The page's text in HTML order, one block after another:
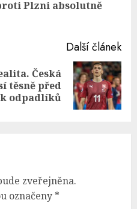
Plzni absolutně
Další článek
Česká
těsně před
odpadlíků
zveřejněna.
označeny *